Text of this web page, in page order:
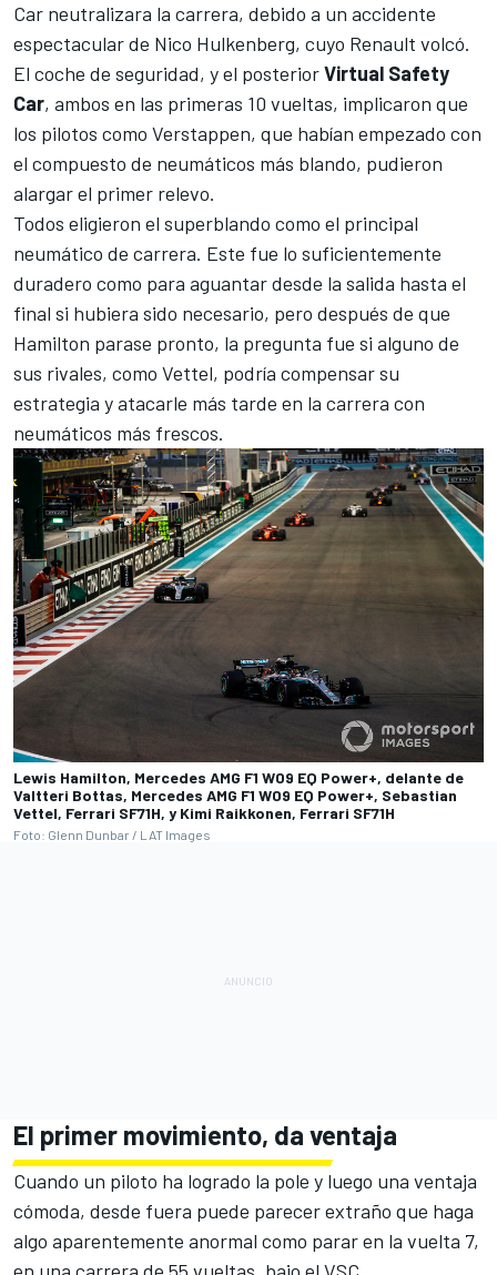
Car neutralizara la carrera, debido a un accidente
espectacular de Nico Hulkenberg, cuyo Renault volcó.
El coche de seguridad, y el posteriorVirtual Safety
Car, ambos en las primeras 10 vueltas, implicaron que
los pilotos como Verstappen, que habían empezado con
el compuesto de neumáticos más blando, pudieron
alargar el primer relevo.
Todos eligieron el superblando como el principal
neumático de carrera. Este fue lo suficientemente
duradero como para aguantar desde la salida hasta el
final si hubiera sido necesario, pero después de que
Hamilton parase pronto, la pregunta fue si alguno de
sus rivales, como Vettel, podría compensar su
estrategia y atacarle más tarde en la carrera con
neumáticos más frescos.
Lewis Hamilton, Mercedes AMG F1 W09 EQ Power+, delante de
Valtteri Bottas, Mercedes AMG F1 W09 EQ Power+, Sebastian
Vettel, Ferrari SF71H, y Kimi Raikkonen, Ferrari SF71H
Foto: Glenn Dunbar / LAT Images
El primer movimiento, da ventaja
Cuando un piloto ha logrado la pole y luego una ventaja
cómoda, desde fuera puede parecer extraño que haga
algo aparentemente anormal como parar en la vuelta 7,